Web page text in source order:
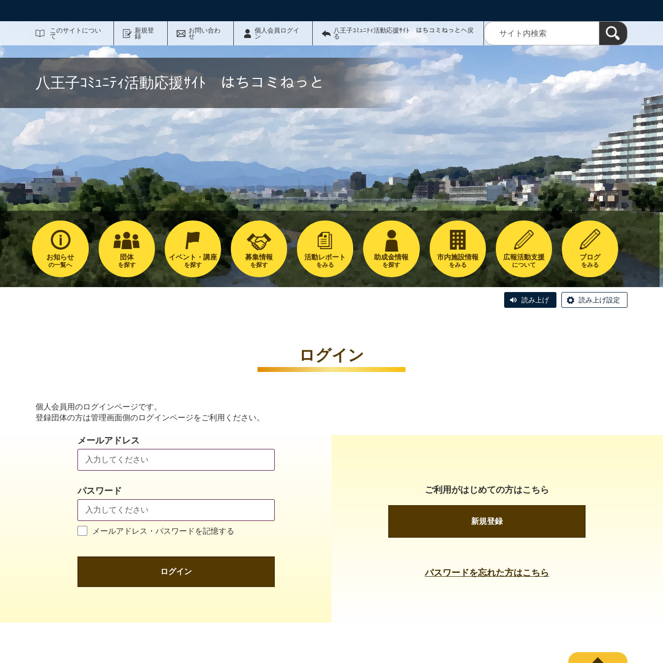
このサイトについ
て
新規登
録
お問い合わ
せ
個人会員ログイ
ン
八王子ｺﾐｭﾆﾃｨ活動応援ｻｲﾄ はちコミねっとへ戻
る
八王子ｺﾐｭﾆﾃｨ活動応援ｻｲﾄ はちコミねっと
お知らせ
の一覧へ
団体
を探す
イベント・講座
を探す
募集情報
を探す
活動レポート
をみる
助成金情報
を探す
市内施設情報
をみる
広報活動支援
について
ブログ
をみる
読み上げ 読み上げ設定
ログイン
個人会員用のログインページです。
登録団体の方は管理画面側のログインページをご利用ください。
メールアドレス
パスワード
メールアドレス・パスワードを記憶する
ログイン
ご利用がはじめての方はこちら
新規登録
パスワードを忘れた方はこちら